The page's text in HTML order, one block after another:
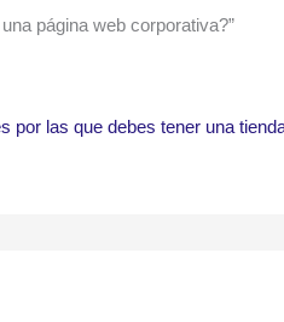
página web corporativa?”
por las que debes tener una